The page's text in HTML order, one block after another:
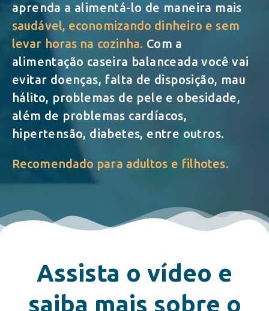
aprenda a alimentá-lo de maneira mais
saudável, economizando dinheiro e sem
levar horas na cozinha. Com a
alimentação caseira balanceada você vai
evitar doenças, falta de disposição, mau
hálito, problemas de pele e obesidade,
além de problemas cardíacos,
hipertensão, diabetes, entre outros.
Recomendado para adultos e filhotes.
Assista o vídeo e
saiba mais sobre o